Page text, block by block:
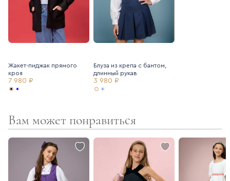
Жакет-пиджак прямого
кроя
7 980 ₽
Блуза из крепа с бантом,
длинный рукав
3 980 ₽
Вам может понравиться